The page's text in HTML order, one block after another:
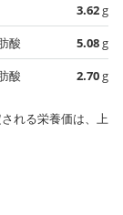
3.62g
酸
5.08g
酸
2.70g
れる栄養価は、上